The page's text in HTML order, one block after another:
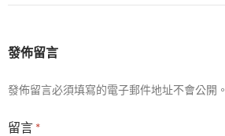
發佈留言
發佈留言必須填寫的電子郵件地址不會公開。
留言 *